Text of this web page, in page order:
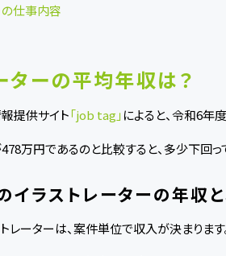
の仕事内容
ターの平均年収は？
提供サイト「job tag」によると、令和6年
万円であるのと比較すると、多少下回
イラストレーターの年収
レーターは、案件単位で収入が決まります